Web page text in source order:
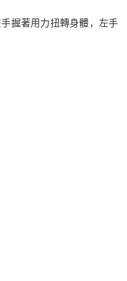
握著用力扭轉身體，左手